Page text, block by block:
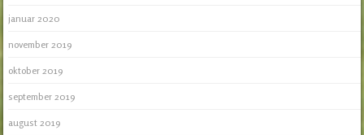
januar 2020
november 2019
oktober 2019
september 2019
august 2019